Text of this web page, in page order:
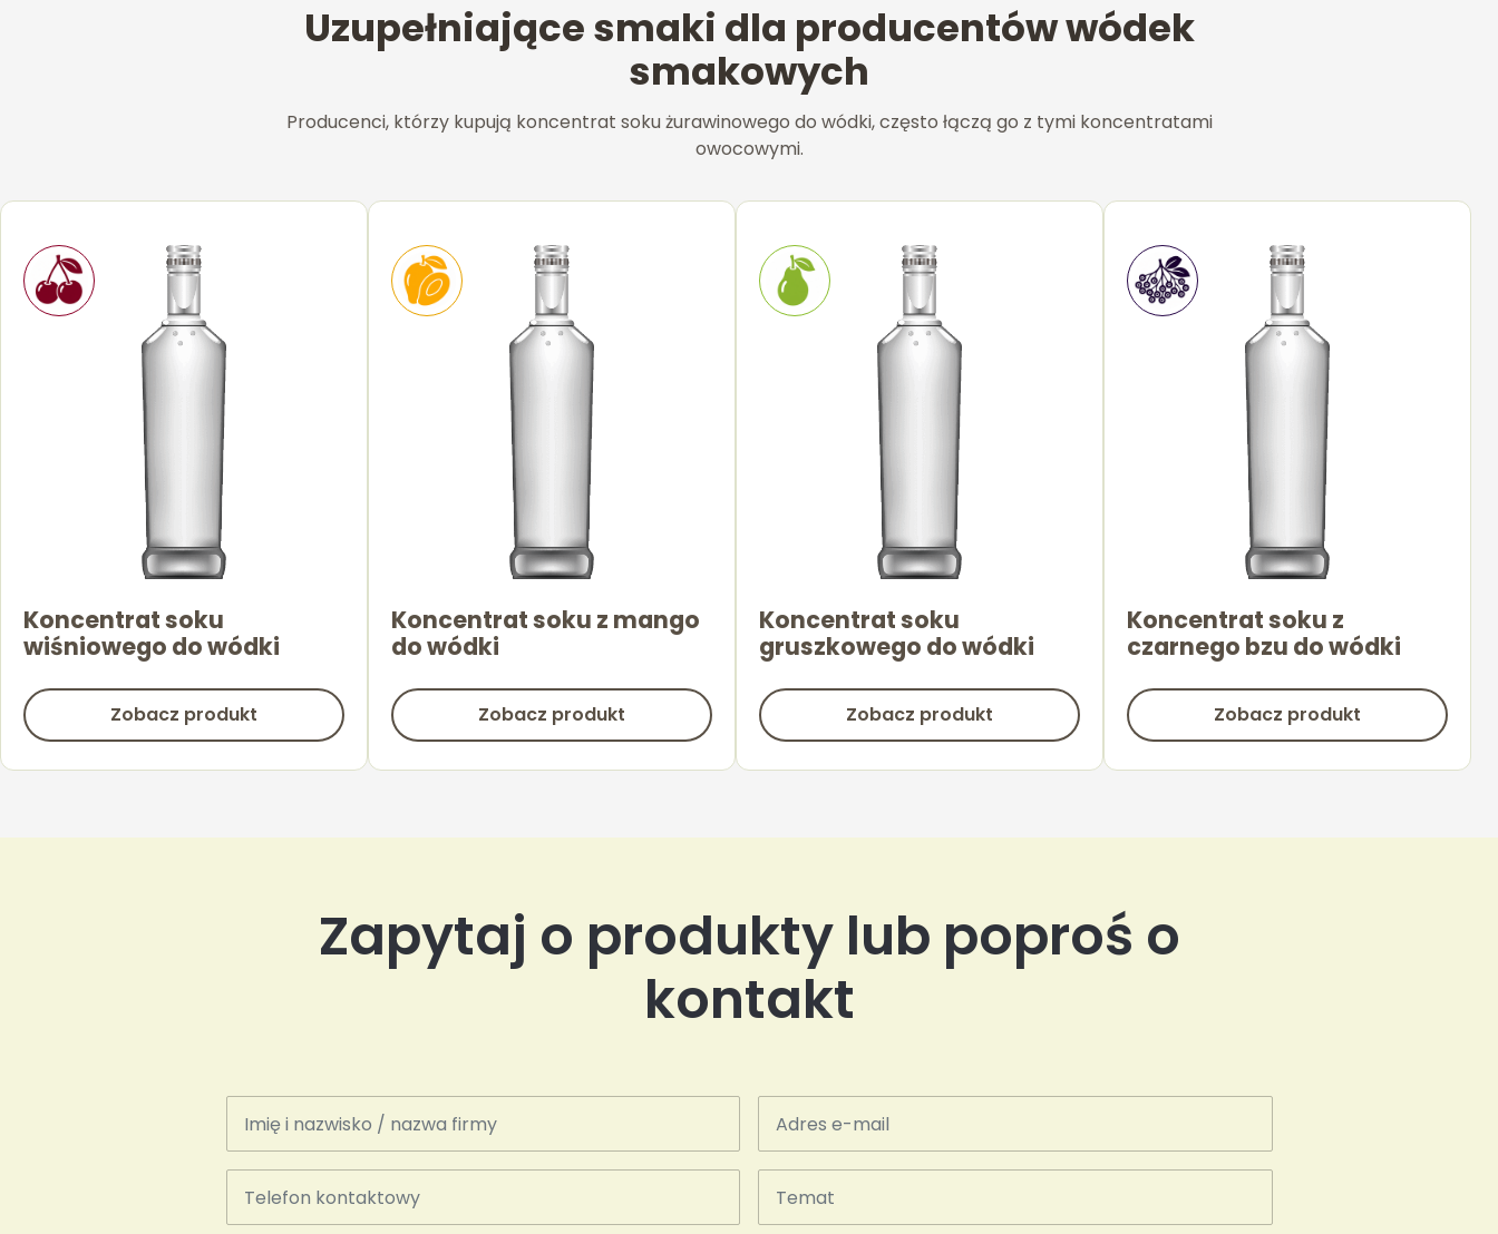
Uzupełniające smaki dla producentów wódek
smakowych
Producenci, którzy kupują koncentrat soku żurawinowego do wódki, często łączą go z tymi koncentratami
owocowymi.
Koncentrat soku
wiśniowego do wódki
Zobacz produkt
Koncentrat soku z mango
do wódki
Zobacz produkt
Koncentrat soku
gruszkowego do wódki
Zobacz produkt
Koncentrat soku z
czarnego bzu do wódki
Zobacz produkt
Zapytaj o produkty lub poproś o
kontakt